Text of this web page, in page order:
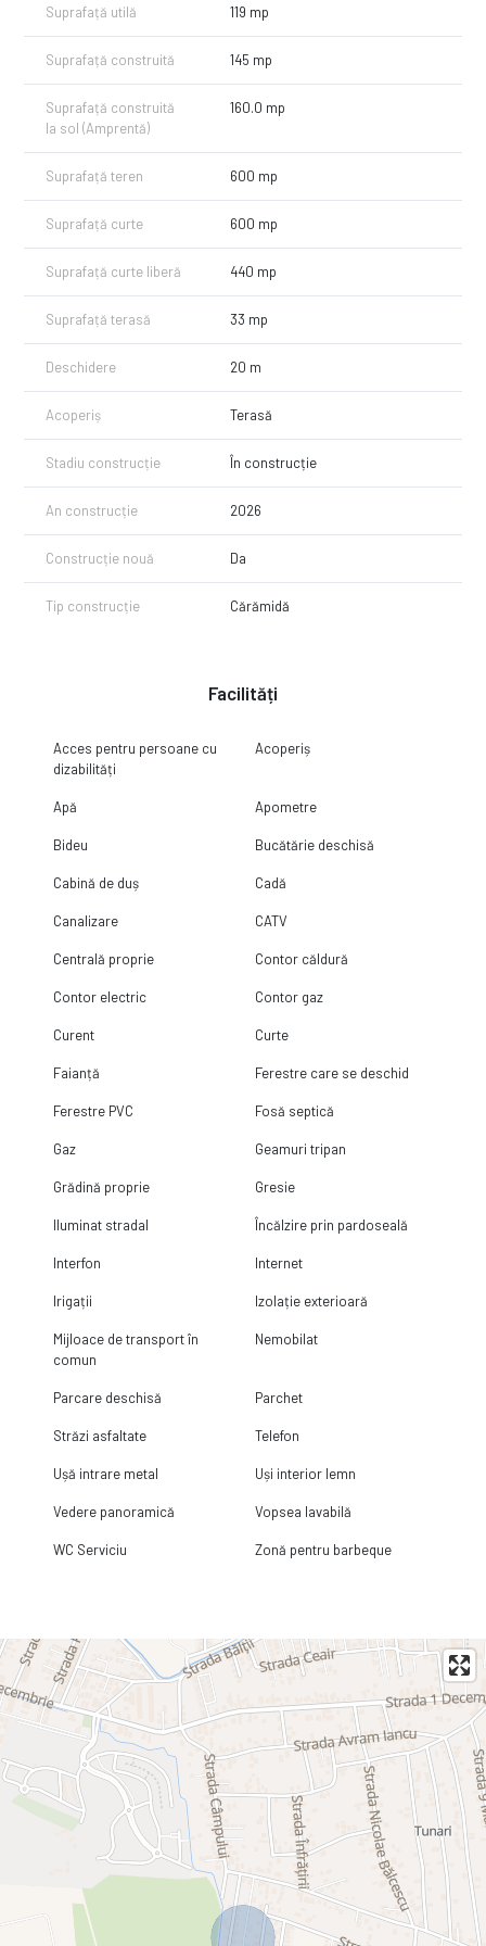
Suprafață utilă 119 mp
Suprafață construită 145 mp
Suprafață construită
la sol (Amprentă)
160.0 mp
Suprafață teren 600 mp
Suprafață curte 600 mp
Suprafață curte liberă 440 mp
Suprafață terasă 33 mp
Deschidere 20 m
Acoperiș Terasă
Stadiu construcție În construcție
An construcție 2026
Construcție nouă Da
Tip construcție Cărămidă
Facilități
Acces pentru persoane cu
dizabilități
Acoperiș
Apă Apometre
Bideu Bucătărie deschisă
Cabină de duș Cadă
Canalizare CATV
Centrală proprie Contor căldură
Contor electric Contor gaz
Curent Curte
Faianță Ferestre care se deschid
Ferestre PVC Fosă septică
Gaz Geamuri tripan
Grădină proprie Gresie
Iluminat stradal Încălzire prin pardoseală
Interfon Internet
Irigații Izolație exterioară
Mijloace de transport în
comun
Nemobilat
Parcare deschisă Parchet
Străzi asfaltate Telefon
Ușă intrare metal Uși interior lemn
Vedere panoramică Vopsea lavabilă
WC Serviciu Zonă pentru barbeque